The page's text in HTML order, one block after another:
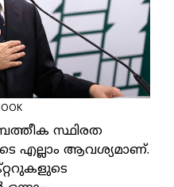
സ്ഥിരത
എല്ലാം ആവശ്യമാണ്.